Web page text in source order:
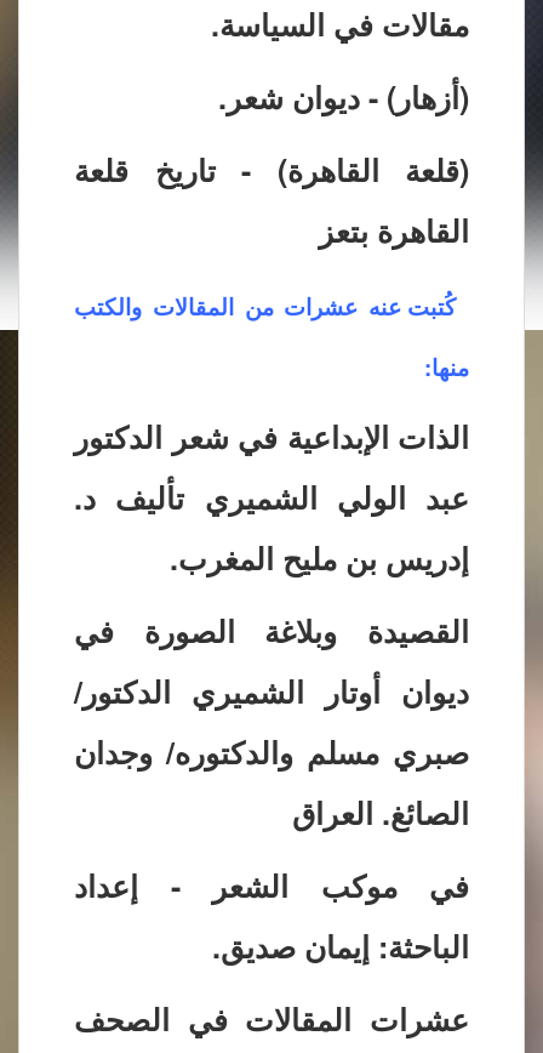
مقالات في السياسة.
(أزهار) - ديوان شعر.
(قلعة القاهرة) - تاريخ قلعة
القاهرة بتعز
كُتبت عنه عشرات من المقالات والكتب
منها:
الذات الإبداعية في شعر الدكتور
عبد الولي الشميري تأليف د.
إدريس بن مليح المغرب.
القصيدة وبلاغة الصورة في
ديوان أوتار الشميري الدكتور/
صبري مسلم والدكتوره/ وجدان
الصائغ. العراق
في موكب الشعر - إعداد
الباحثة: إيمان صديق.
عشرات المقالات في الصحف